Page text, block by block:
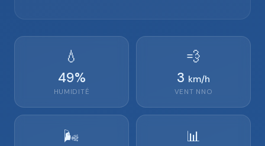
💧
49%
HUMIDITÉ
💨
3 km/h
VENT NNO
🌬️ 📊